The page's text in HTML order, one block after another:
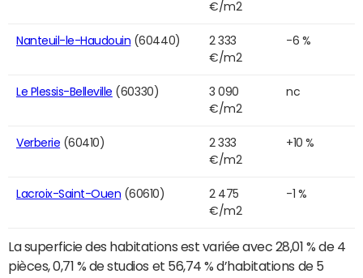
€/m2
Nanteuil-le-Haudouin (60440)
2 333
€/m2
-6 %
Le Plessis-Belleville (60330)
3 090
€/m2
nc
Verberie (60410)
2 333
€/m2
+10 %
Lacroix-Saint-Ouen (60610)
2 475
€/m2
-1 %
La superficie des habitations est variée avec 28,01 % de 4
pièces, 0,71 % de studios et 56,74 % d’habitations de 5